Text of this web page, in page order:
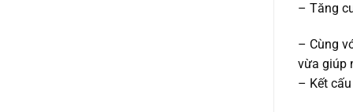
– Tăng
– Cùng
vừa giúp
– Kết